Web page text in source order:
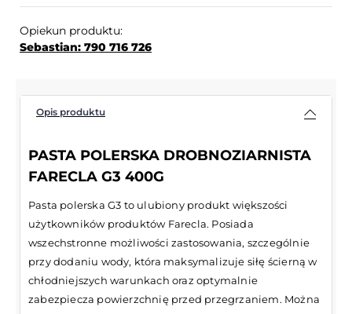
Opiekun produktu:
Sebastian: 790 716 726
Opis produktu
PASTA POLERSKA DROBNOZIARNISTA
FARECLA G3 400G
Pasta polerska G3 to ulubiony produkt większości
użytkowników produktów Farecla. Posiada
wszechstronne możliwości zastosowania, szczególnie
przy dodaniu wody, która maksymalizuje siłę ścierną w
chłodniejszych warunkach oraz optymalnie
zabezpiecza powierzchnię przed przegrzaniem. Można